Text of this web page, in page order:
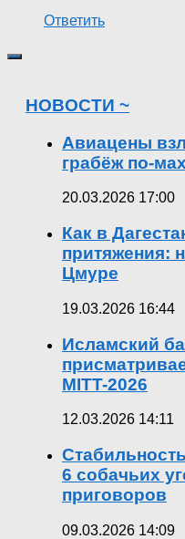
Ответить
НОВОСТИ ~
Авиацены
грабёж по-
20.03.2026 17:00
Как в
притяжения:
Цмуре
19.03.2026 16:44
Исламский
MITT-2026
12.03.2026 14:11
6 собачьих
приговоров
09.03.2026 14:09